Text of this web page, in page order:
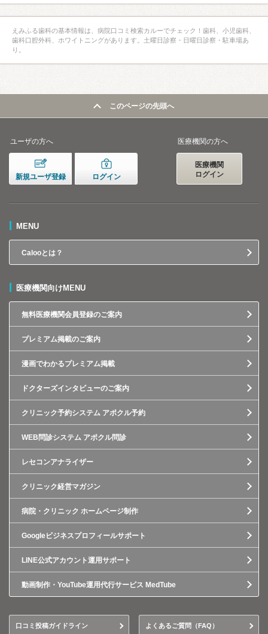
えみふる歯科の基本情報は、病院口コミ検索カルーでチェック！歯科、小児歯科、
歯科口腔外科、ホワイトニングがあります。土曜日診察・日曜日診察・駐車場あ
り。
このページの先頭へ
ユーザの方へ
新規ユーザ登録 ログイン
医療機関の方へ
医療機関
ログイン
MENU
Calooとは？
医療機関向けMENU
無料医療機関会員登録のご案内
プレミアム掲載のご案内
漫画でわかるプレミアム掲載
ドクターズインタビューのご案内
クリニック予約システム アポクル予約
WEB問診システム アポクル問診
レセコンアナライザー
クリニック経営マガジン
病院・クリニック ホームページ制作
Googleビジネスプロフィールサポート
LINE公式アカウント運用サポート
動画制作・YouTube運用代行サービス MedTube
口コミ投稿ガイドライン よくあるご質問（FAQ）